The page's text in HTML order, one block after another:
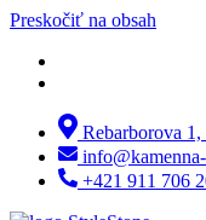
Preskočiť na obsah
Rebarborova
+421 911 706